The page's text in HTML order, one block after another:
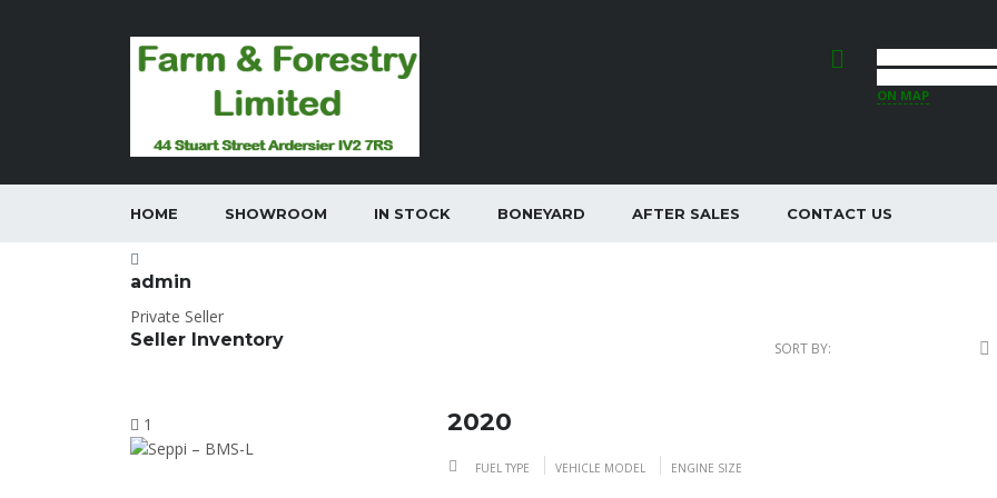
ON MAP
HOME SHOWROOM IN STOCK BONEYARD AFTER SALES CONTACT US
admin
Private Seller
Seller Inventory
SORT BY:
1 2020
FUEL TYPE VEHICLE MODEL ENGINE SIZE